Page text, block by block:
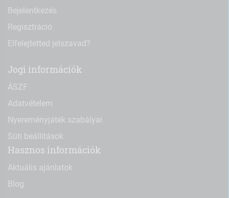
Bejelentkezés
Regisztráció
Elfelejtetted jelszavad?
Jogi információk
ÁSZF
Adatvételem
Nyereményjáték szabályai
Süti beállítások
Hasznos információk
Aktuális ajánlatok
Blog